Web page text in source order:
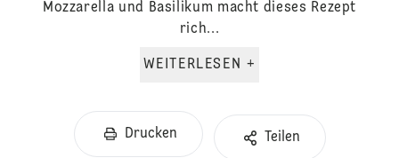
Mozzarella und Basilikum macht dieses Rezept
rich...
WEITERLESEN +
Drucken Teilen